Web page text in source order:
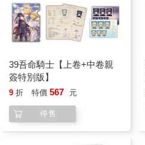
39吾命騎士【上卷+中卷親
簽特別版】
9 折 特價 567 元
停售